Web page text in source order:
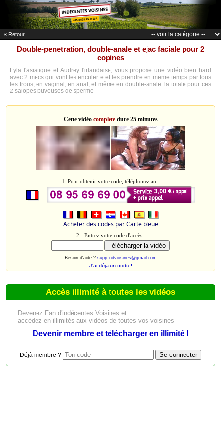
« Retour
Double-penetration, double-anale et ejac faciale pour 2
copines
Lyla l'asiatique et Audrey l'irlandaise, vous propose une vidéo bien hard
avec 2 mecs qui vont les enculer e et les prendre en meme temps par tous
les trous, en vaginal, en anal, et même en double-anale. la totale pour ces
2 salopes buveuses de sperme
Cette vidéo complètedure 25 minutes
1. Pour obtenir votre code, téléphonez au :
Acheter des codes par Carte bleue
2 - Entrez votre code d'accès :
Besoin d'aide ? supp.indvoisines@gmail.com
J'ai déja un code !
Accès illimité à toutes les vidéos
Devenez Fan d'indécentes Voisines et
accédez en illimités aux vidéos de toutes vos voisines
Devenir membre et télécharger en illimité !
Déjà membre ?